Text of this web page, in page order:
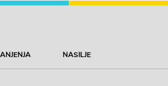
NASILJE